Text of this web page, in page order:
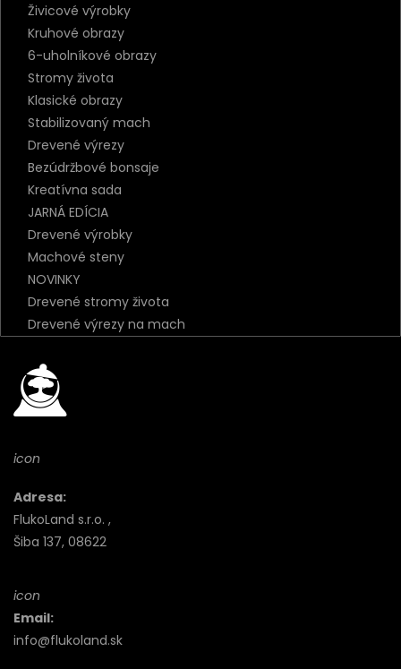
Živicové výrobky
Kruhové obrazy
6-uholníkové obrazy
Stromy života
Klasické obrazy
Stabilizovaný mach
Drevené výrezy
Bezúdržbové bonsaje
Kreatívna sada
JARNÁ EDÍCIA
Drevené výrobky
Machové steny
NOVINKY
Drevené stromy života
Drevené výrezy na mach
icon
Adresa:
FlukoLand s.r.o. ,
Šiba 137, 08622
icon
Email:
info@flukoland.sk